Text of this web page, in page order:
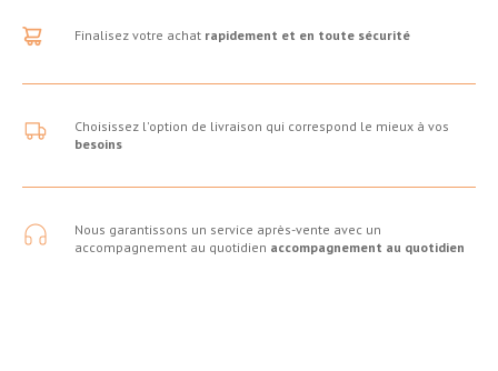
Finalisez votre achat rapidement et en toute sécurité
Choisissez l'option de livraison qui correspond le mieux à vos
besoins
Nous garantissons un service après-vente avec un
accompagnement au quotidien accompagnement au quotidien